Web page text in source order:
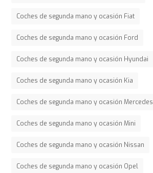
Coches de segunda mano y ocasión Fiat
Coches de segunda mano y ocasión Ford
Coches de segunda mano y ocasión Hyundai
Coches de segunda mano y ocasión Kia
Coches de segunda mano y ocasión Mercedes
Coches de segunda mano y ocasión Mini
Coches de segunda mano y ocasión Nissan
Coches de segunda mano y ocasión Opel